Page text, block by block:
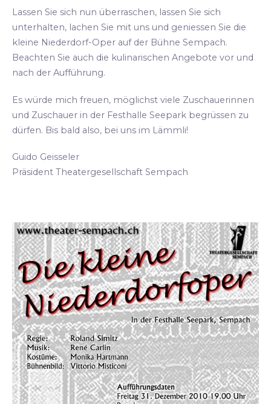
Lassen Sie sich nun überraschen, lassen Sie sich
unterhalten, lachen Sie mit uns und geniessen Sie die
kleine Niederdorf-Oper auf der Bühne Sempach.
Beachten Sie auch die kulinarischen Angebote vor und
nach der Aufführung.
Es würde mich freuen, möglichst viele Zuschauerinnen
und Zuschauer in der Festhalle Seepark begrüssen zu
dürfen. Bis bald also, bei uns im Lämmli!
Guido Geisseler
Präsident Theatergesellschaft Sempach